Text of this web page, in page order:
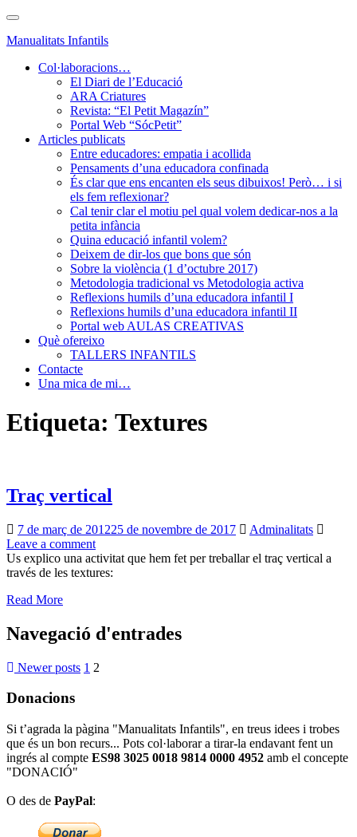
Skip
main
Toggle
navigation
Manualitats Infantils
Col·laboracions…
El Diari de l’Educació
ARA Criatures
Revista: “El Petit Magazín”
Portal Web “SócPetit”
Articles publicats
Entre educadores: empatia i acollida
Pensaments d’una educadora confinada
És clar que ens encanten els seus dibuixos! Però… i si
els fem reflexionar?
Cal tenir clar el motiu pel qual volem dedicar-nos a la
petita infància
Quina educació infantil volem?
Deixem de dir-los que bons que són
Sobre la violència (1 d’octubre 2017)
Metodologia tradicional vs Metodologia activa
Reflexions humils d’una educadora infantil I
Reflexions humils d’una educadora infantil II
Portal web AULAS CREATIVAS
Què ofereixo
TALLERS INFANTILS
Contacte
Una mica de mi…
Etiqueta: Textures
Traç vertical
7 de març de 201225 de novembre de 2017
Adminalitats
Leave a comment
Us explico una activitat que hem fet per treballar el traç vertical a
través de les textures:
Read More
Navegació d'entrades
Newer posts 1 2
Donacions
Si t’agrada la pàgina "Manualitats Infantils", en treus idees i trobes
que és un bon recurs... Pots col·laborar a tirar-la endavant fent un
ingrés al compte ES98 3025 0018 9814 0000 4952 amb el concepte
"DONACIÓ"
O des de PayPal: